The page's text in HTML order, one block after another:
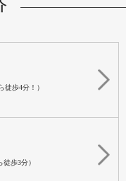
徒歩4分！）
徒歩3分）